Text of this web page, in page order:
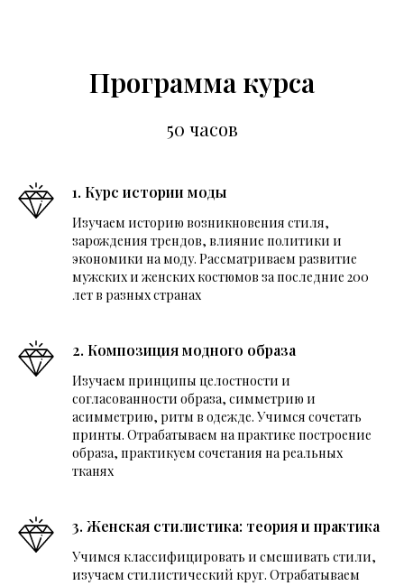
Программа курса
50 часов
1. Курс истории моды
Изучаем историю возникновения стиля,
зарождения трендов, влияние политики и
экономики на моду. Рассматриваем развитие
мужских и женских костюмов за последние 200
лет в разных странах
2. Композиция модного образа
Изучаем принципы целостности и
согласованности образа, симметрию и
асимметрию, ритм в одежде. Учимся сочетать
принты. Отрабатываем на практике построение
образа, практикуем сочетания на реальных
тканях
3. Женская стилистика: теория и практика
Учимся классифицировать и смешивать стили,
изучаем стилистический круг. Отрабатываем